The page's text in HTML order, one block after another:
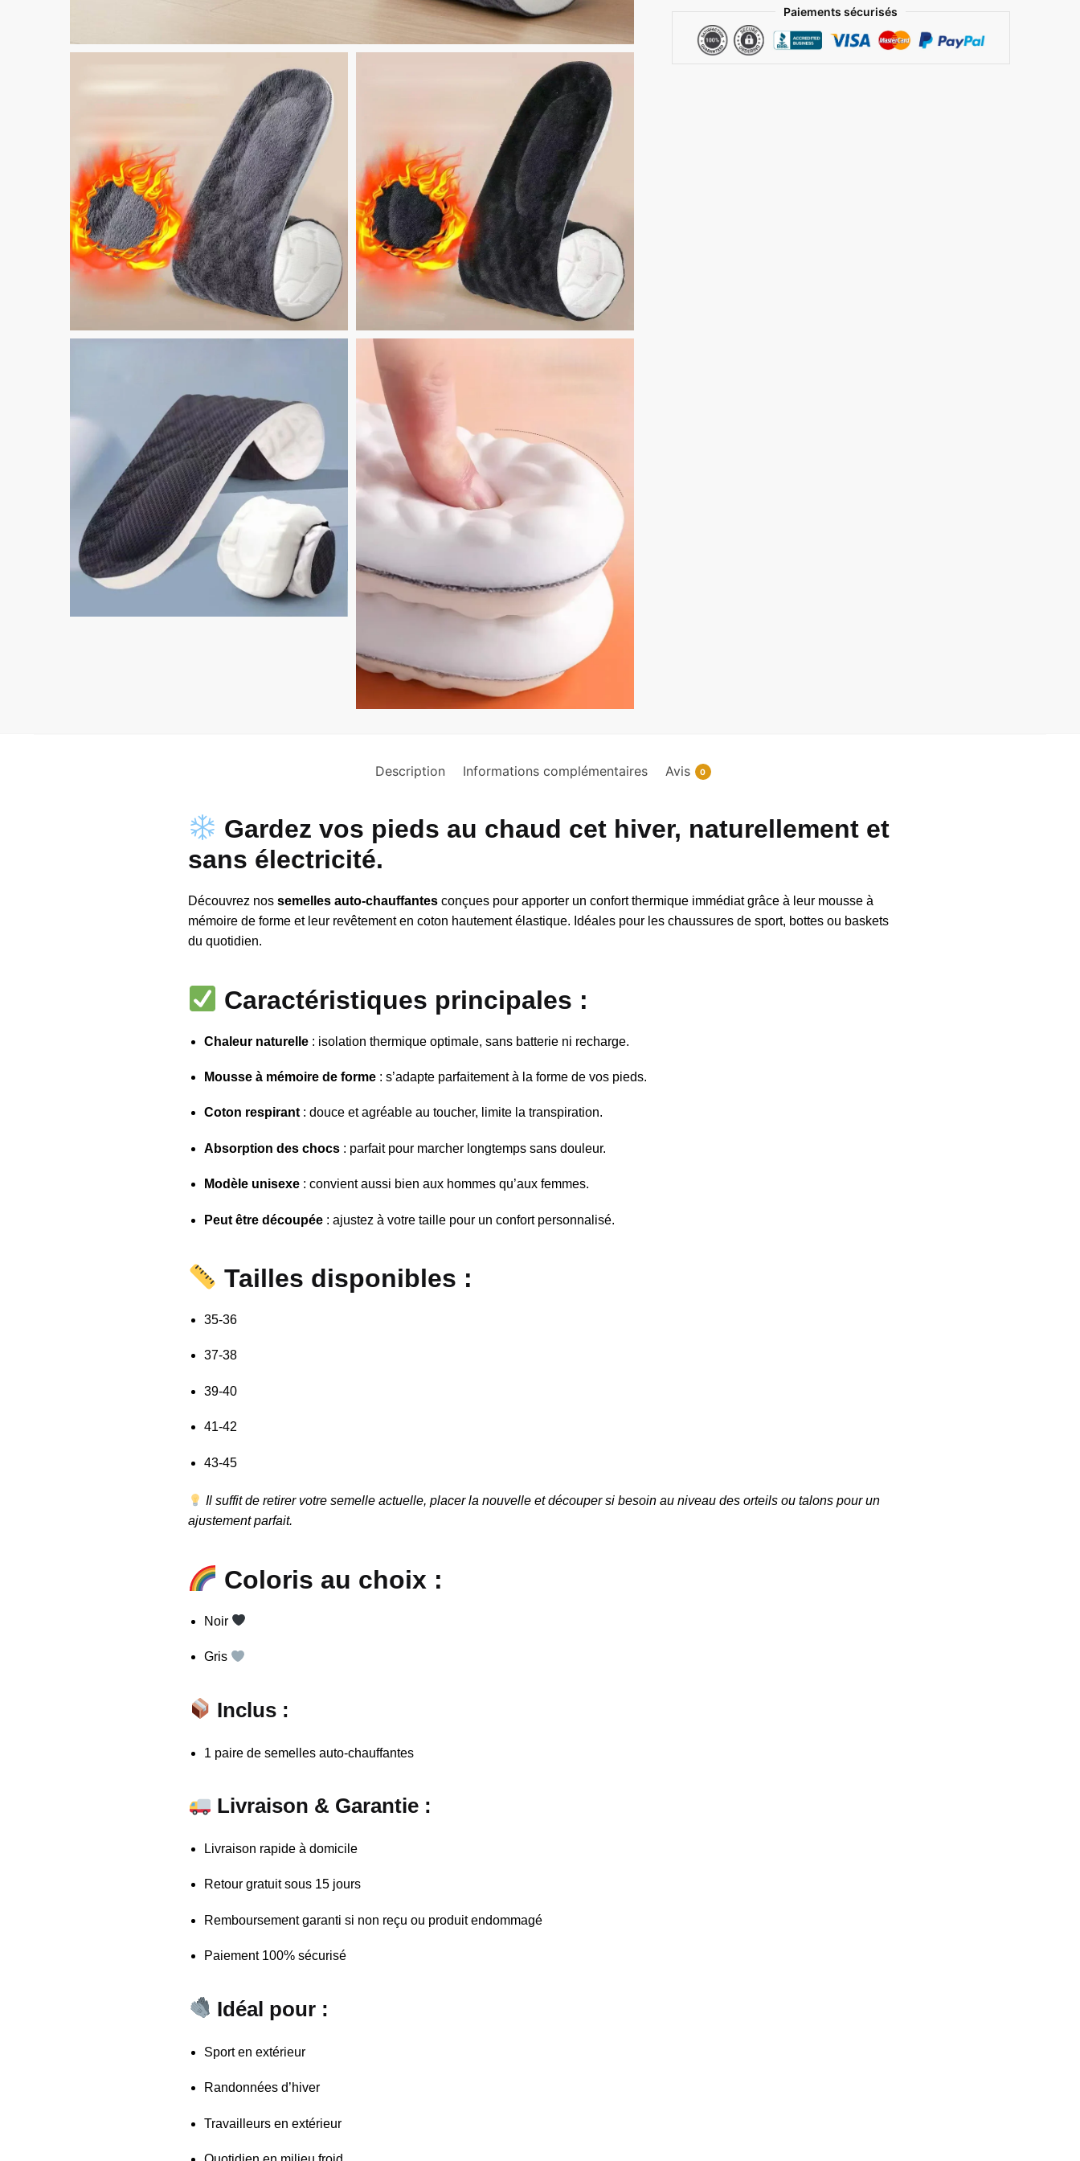
Paiements sécurisés
Description Informations complémentaires Avis 0
Gardez vos pieds au chaud cet hiver, naturellement et
sans électricité.
Découvrez nos semelles auto-chauffantesconçues pour apporter un confort thermique immédiat grâce à leur mousse à
mémoire de forme et leur revêtement en coton hautement élastique. Idéales pour les chaussures de sport, bottes ou baskets
du quotidien.
Caractéristiques principales :
Chaleur naturelle: isolation thermique optimale, sans batterie ni recharge.
Mousse à mémoire de forme: s’adapte parfaitement à la forme de vos pieds.
Coton respirant: douce et agréable au toucher, limite la transpiration.
Absorption des chocs: parfait pour marcher longtemps sans douleur.
Modèle unisexe: convient aussi bien aux hommes qu’aux femmes.
Peut être découpée: ajustez à votre taille pour un confort personnalisé.
Tailles disponibles :
35-36
37-38
39-40
41-42
43-45
Il suffit de retirer votre semelle actuelle, placer la nouvelle et découper si besoin au niveau des orteils ou talons pour un
ajustement parfait.
Coloris au choix :
Noir
Gris
Inclus :
1 paire de semelles auto-chauffantes
Livraison & Garantie :
Livraison rapide à domicile
Retour gratuit sous 15 jours
Remboursement garanti si non reçu ou produit endommagé
Paiement 100% sécurisé
Idéal pour :
Sport en extérieur
Randonnées d’hiver
Travailleurs en extérieur